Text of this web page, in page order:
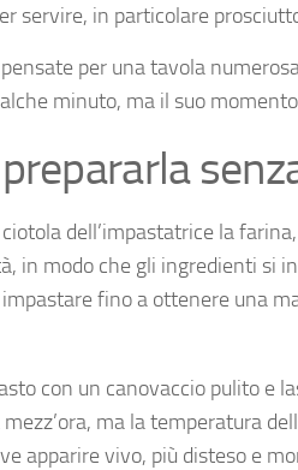
servire, in particolare
per una tavola
minuto, ma il suo
dell’impastatrice la
in modo che gli ingredienti si
fino a ottenere una
con un canovaccio pulito e
ma la temperatura
apparire vivo, più disteso e